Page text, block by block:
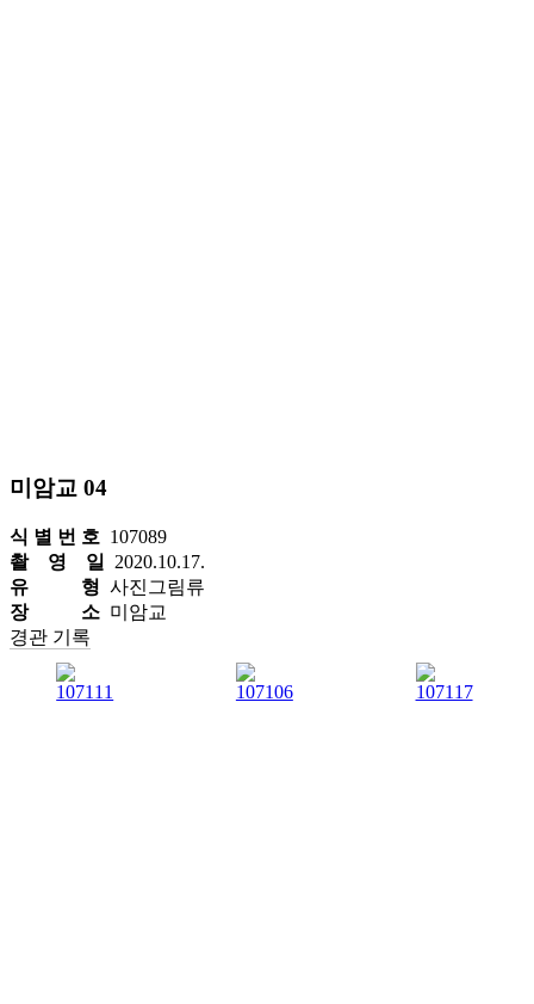
미암교 04
식 별 번 호 107089
촬 영 일
2020.10.17.
유 형 사진그림류
장 소 미암교
경관 기록